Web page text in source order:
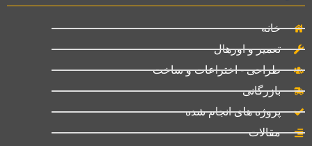
خانه
تعمیر و اورهال
طراحی - اختراعات و ساخت
بازرگانی
پروژه های انجام شده
مقالات